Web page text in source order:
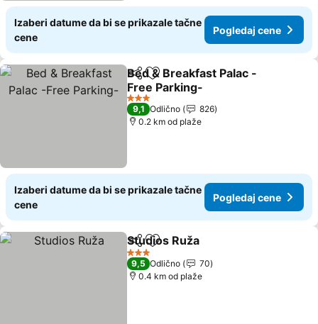
Izaberi datume da bi se prikazale tačne
cene
Pogledaj cene
Deli Dodati u favorite
Bed & Breakfast Palac -
Free Parking-
Pogledaj cene
3 Zvezdice
9,1 Odlično
826
0.2 km od plaže
Izaberi datume da bi se prikazale tačne
cene
Pogledaj cene
Deli Dodati u favorite
Studios Ruža
3 Zvezdice
9,5 Odlično
70
0.4 km od plaže